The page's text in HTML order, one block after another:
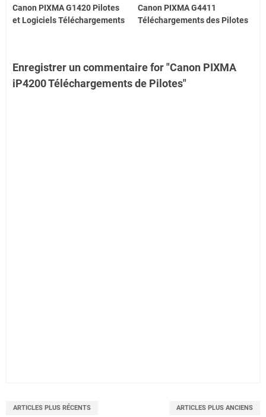
Canon PIXMA G1420 Pilotes
et Logiciels Téléchargements
Canon PIXMA G4411
Téléchargements des Pilotes
Enregistrer un commentaire for "Canon PIXMA
iP4200 Téléchargements de Pilotes"
ARTICLES PLUS RÉCENTS ARTICLES PLUS ANCIENS